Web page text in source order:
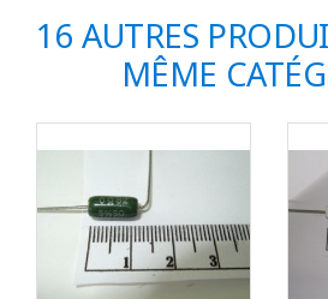
16 AUTRES
MÊME